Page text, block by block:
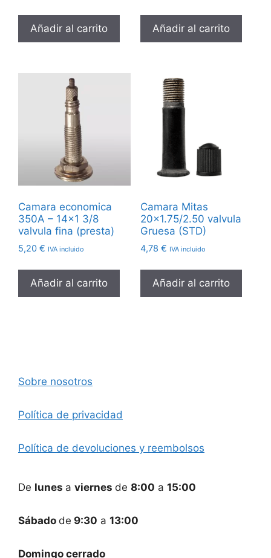
Añadir al carrito Añadir al carrito
Camara economica
350A – 14×1 3/8
valvula fina (presta)
5,20 € IVA incluido
Añadir al carrito
Camara Mitas
20×1.75/2.50 valvula
Gruesa (STD)
4,78 € IVA incluido
Añadir al carrito
Sobre nosotros
Política de privacidad
Política de devoluciones y reembolsos
De lunes a viernes de 8:00 a 15:00
Sábado de 9:30 a 13:00
Domingo cerrado